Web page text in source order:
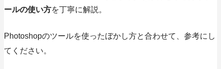
ールの使い方を丁寧に解説。
Photoshopのツールを使ったぼかし方と合わせて、参考にし
てください。